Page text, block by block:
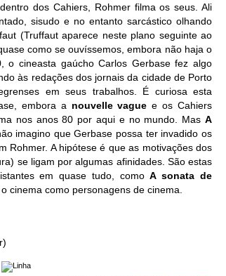
dos Cahiers, Rohmer filma os seus. Ali
sisudo e no entanto sarcástico olhando
(Truffaut aparece neste plano seguinte ao
como se ouvíssemos, embora não haja o
o cineasta gaúcho Carlos Gerbase fez algo
às redações dos jornais da cidade de Porto
em seus trabalhos. É curiosa esta
embora a nouvelle vaguee os Cahiers
nos anos 80 por aqui e no mundo. Mas A
imagino que Gerbase possa ter invadido os
Rohmer. A hipótese é que as motivações dos
se ligam por algumas afinidades. São estas
em quase tudo, comoA sonata de
cinema como personagens de cinema.